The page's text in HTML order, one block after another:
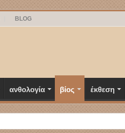
BLOG
ανθολογία βίος έκθεση